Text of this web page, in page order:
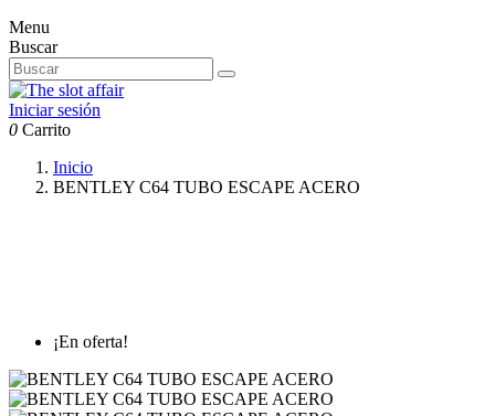
Menu
Buscar
Iniciar sesión
0 Carrito
Inicio
BENTLEY C64 TUBO ESCAPE ACERO
¡En oferta!